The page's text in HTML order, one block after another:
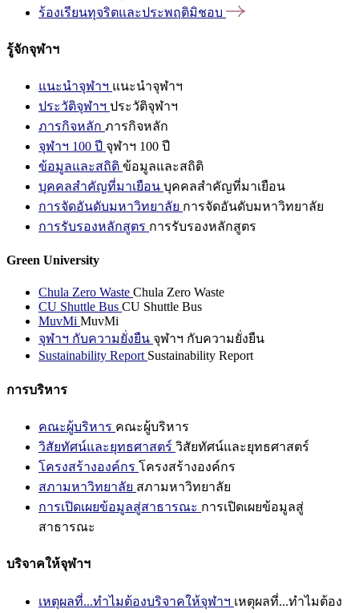
ร้องเรียนทุจริตและประพฤติมิชอบ
รู้จักจุฬาฯ
แนะนำจุฬาฯ แนะนำจุฬาฯ
ประวัติจุฬาฯ ประวัติจุฬาฯ
ภารกิจหลัก ภารกิจหลัก
จุฬาฯ 100 ปี จุฬาฯ 100 ปี
ข้อมูลและสถิติ ข้อมูลและสถิติ
บุคคลสำคัญที่มาเยือน บุคคลสำคัญที่มาเยือน
การจัดอันดับมหาวิทยาลัย การจัดอันดับมหาวิทยาลัย
การรับรองหลักสูตร การรับรองหลักสูตร
Green University
Chula Zero Waste Chula Zero Waste
CU Shuttle Bus CU Shuttle Bus
MuvMi MuvMi
จุฬาฯ กับความยั่งยืน จุฬาฯ กับความยั่งยืน
Sustainability Report Sustainability Report
การบริหาร
คณะผู้บริหาร คณะผู้บริหาร
วิสัยทัศน์และยุทธศาสตร์ วิสัยทัศน์และยุทธศาสตร์
โครงสร้างองค์กร โครงสร้างองค์กร
สภามหาวิทยาลัย สภามหาวิทยาลัย
การเปิดเผยข้อมูลสู่สาธารณะ การเปิดเผยข้อมูลสู่
สาธารณะ
บริจาคให้จุฬาฯ
เหตุผลที่...ทำไมต้องบริจาคให้จุฬาฯ เหตุผลที่...ทำไมต้อง